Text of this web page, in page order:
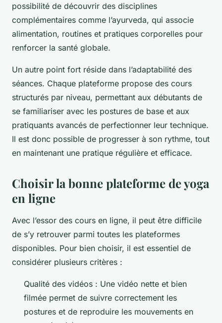
possibilité de découvrir des disciplines
complémentaires comme l’ayurveda, qui associe
alimentation, routines et pratiques corporelles pour
renforcer la santé globale.
Un autre point fort réside dans l’adaptabilité des
séances. Chaque plateforme propose des cours
structurés par niveau, permettant aux débutants de
se familiariser avec les postures de base et aux
pratiquants avancés de perfectionner leur technique.
Il est donc possible de progresser à son rythme, tout
en maintenant une pratique régulière et efficace.
Choisir la bonne plateforme de yoga
en ligne
Avec l’essor des cours en ligne, il peut être difficile
de s’y retrouver parmi toutes les plateformes
disponibles. Pour bien choisir, il est essentiel de
considérer plusieurs critères :
Qualité des vidéos : Une vidéo nette et bien
filmée permet de suivre correctement les
postures et de reproduire les mouvements en